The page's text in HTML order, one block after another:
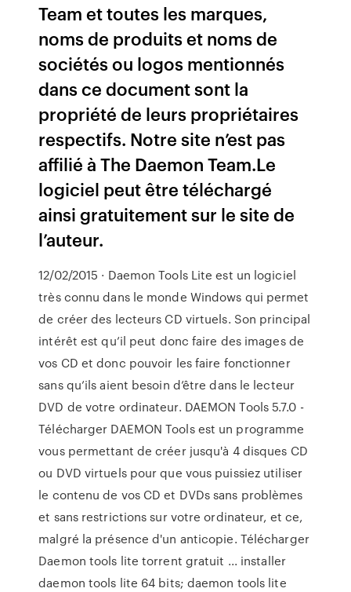
Team et toutes les marques,
noms de produits et noms de
sociétés ou logos mentionnés
dans ce document sont la
propriété de leurs propriétaires
respectifs. Notre site n’est pas
affilié à The Daemon Team.Le
logiciel peut être téléchargé
ainsi gratuitement sur le site de
l’auteur.
12/02/2015 · Daemon Tools Lite est un logiciel
très connu dans le monde Windows qui permet
de créer des lecteurs CD virtuels. Son principal
intérêt est qu’il peut donc faire des images de
vos CD et donc pouvoir les faire fonctionner
sans qu’ils aient besoin d’être dans le lecteur
DVD de votre ordinateur. DAEMON Tools 5.7.0 -
Télécharger DAEMON Tools est un programme
vous permettant de créer jusqu'à 4 disques CD
ou DVD virtuels pour que vous puissiez utiliser
le contenu de vos CD et DVDs sans problèmes
et sans restrictions sur votre ordinateur, et ce,
malgré la présence d'un anticopie. Télécharger
Daemon tools lite torrent gratuit ... installer
daemon tools lite 64 bits; daemon tools lite